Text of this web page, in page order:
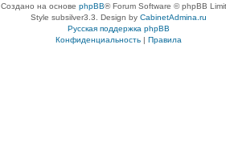
Создано на основе phpBB® Forum Software © phpBB
Style subsilver3.3. Design by CabinetAdmina.ru
Русская поддержка phpBB
Конфиденциальность| Правила